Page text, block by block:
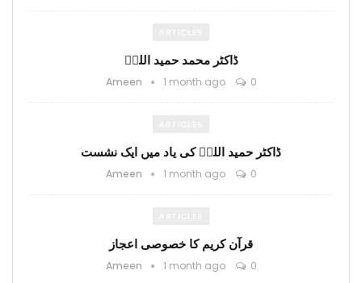
ڈاکٹر محمد حمید اللہؒ
Ameen 1 month ago 0
ڈاکٹر حمید اللہؒ کی یاد میں ایک نشست
Ameen 1 month ago 0
قرآن کریم کا خصوصی اعجاز
Ameen 1 month ago 0